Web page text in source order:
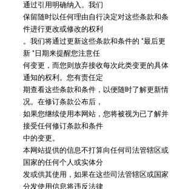
通过引用明确纳入。我们
保留随时以任何理由自行决定对这些条款和条
件进行更改或修改的权利
。我们将通过更新这些条款和条件的 "最后更
新 "日期来提醒您注意任
何变更，而您则放弃接收每次此类变更的具体
通知的权利。您有责任定
期查看这些条款和条件，以便随时了解更新情
况。在修订条款公布后，
如果您继续使用本网站，您将被视为已了解并
接受任何修订条款和条件
中的变更。
本网站提供的信息不打算向任何司法管辖区或
国家的任何个人或实体分
发或供其使用，如果在这些司法管辖区或国家
分发使用信息将违反法律